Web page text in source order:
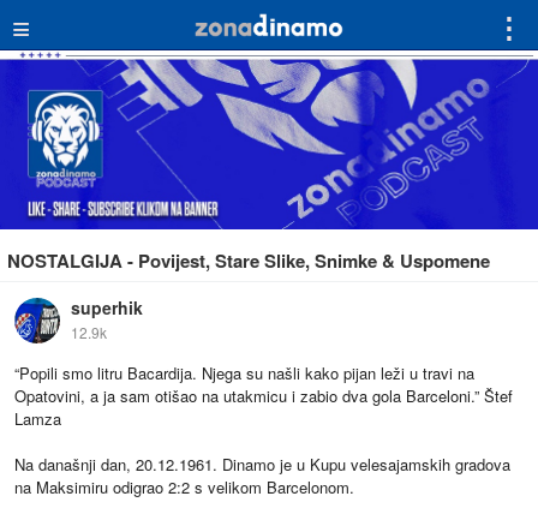
≡ ⋮
NOSTALGIJA - Povijest, Stare Slike, Snimke & Uspomene
superhik
12.9k
“Popili smo litru Bacardija. Njega su našli kako pijan leži u travi na
Opatovini, a ja sam otišao na utakmicu i zabio dva gola Barceloni.” Štef
Lamza
Na današnji dan, 20.12.1961. Dinamo je u Kupu velesajamskih gradova
na Maksimiru odigrao 2:2 s velikom Barcelonom.